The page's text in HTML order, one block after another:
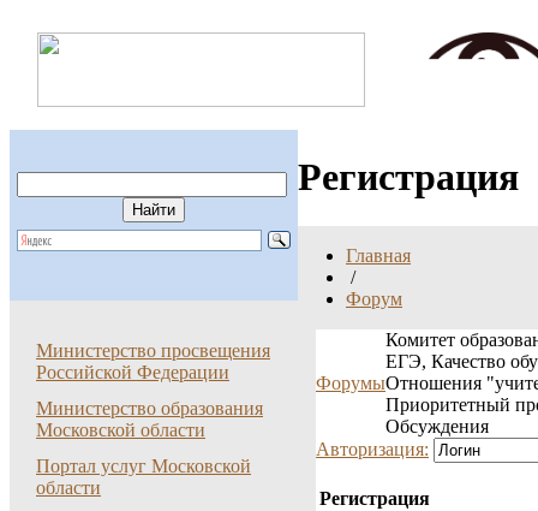
Регистрация
Главная
/
Форум
Министерство просвещения
Российской Федерации
Министерство образования
Московской области
Портал услуг Московской
области
Форумы
Комитет
ЕГЭ, Качество
Отношения
Приоритетный
Обсуждения
Авторизация:
Регистрация